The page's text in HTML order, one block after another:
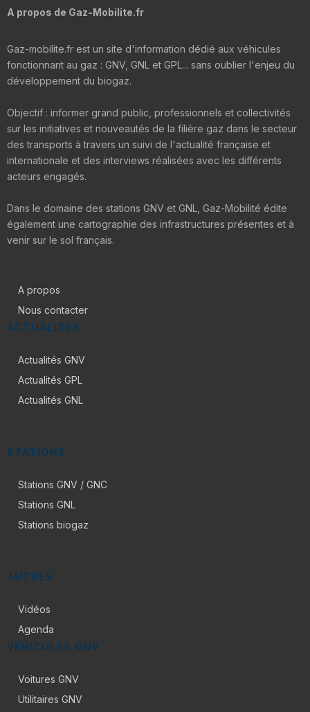
A propos de Gaz-Mobilite.fr
Gaz-mobilite.fr est un site d'information dédié aux véhicules
fonctionnant au gaz : GNV, GNL et GPL... sans oublier l'enjeu du
développement du biogaz.
Objectif : informer grand public, professionnels et collectivités
sur les initiatives et nouveautés de la filière gaz dans le secteur
des transports à travers un suivi de l'actualité française et
internationale et des interviews réalisées avec les différents
acteurs engagés.
Dans le domaine des stations GNV et GNL, Gaz-Mobilité édite
également une cartographie des infrastructures présentes et à
venir sur le sol français.
A propos
Nous contacter
ACTUALITÉS
Actualités GNV
Actualités GPL
Actualités GNL
STATIONS
Stations GNV / GNC
Stations GNL
Stations biogaz
AUTRES
Vidéos
Agenda
VÉHICULES GNV
Voitures GNV
Utilitaires GNV